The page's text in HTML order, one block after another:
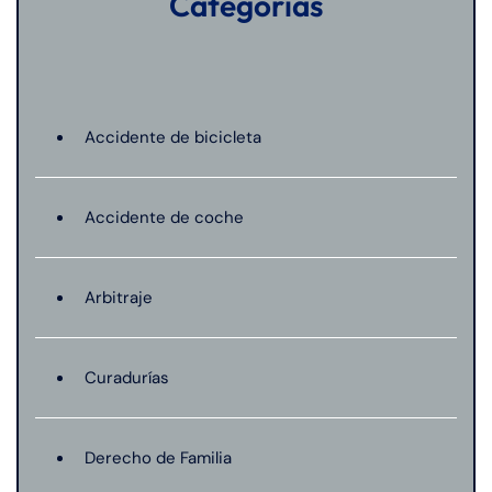
Accidente de bicicleta
Accidente de coche
Arbitraje
Curadurías
Derecho de Familia